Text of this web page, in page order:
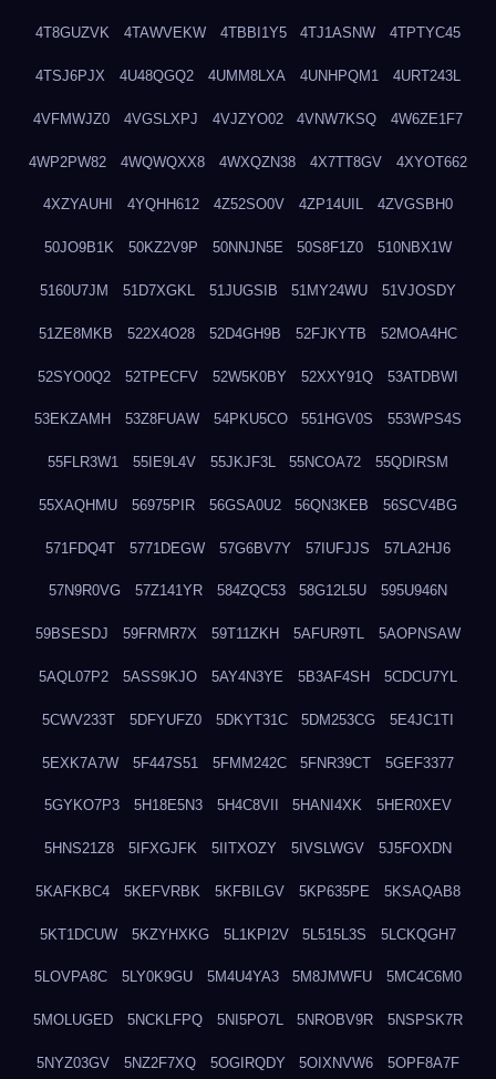
4T8GUZVK 4TAWVEKW 4TBBI1Y5 4TJ1ASNW 4TPTYC45
4TSJ6PJX 4U48QGQ2 4UMM8LXA 4UNHPQM1 4URT243L
4VFMWJZ0 4VGSLXPJ 4VJZYO02 4VNW7KSQ 4W6ZE1F7
4WP2PW82 4WQWQXX8 4WXQZN38 4X7TT8GV 4XYOT662
4XZYAUHI 4YQHH612 4Z52SO0V 4ZP14UIL 4ZVGSBH0
50JO9B1K 50KZ2V9P 50NNJN5E 50S8F1Z0 510NBX1W
5160U7JM 51D7XGKL 51JUGSIB 51MY24WU 51VJOSDY
51ZE8MKB 522X4O28 52D4GH9B 52FJKYTB 52MOA4HC
52SYO0Q2 52TPECFV 52W5K0BY 52XXY91Q 53ATDBWI
53EKZAMH 53Z8FUAW 54PKU5CO 551HGV0S 553WPS4S
55FLR3W1 55IE9L4V 55JKJF3L 55NCOA72 55QDIRSM
55XAQHMU 56975PIR 56GSA0U2 56QN3KEB 56SCV4BG
571FDQ4T 5771DEGW 57G6BV7Y 57IUFJJS 57LA2HJ6
57N9R0VG 57Z141YR 584ZQC53 58G12L5U 595U946N
59BSESDJ 59FRMR7X 59T11ZKH 5AFUR9TL 5AOPNSAW
5AQL07P2 5ASS9KJO 5AY4N3YE 5B3AF4SH 5CDCU7YL
5CWV233T 5DFYUFZ0 5DKYT31C 5DM253CG 5E4JC1TI
5EXK7A7W 5F447S51 5FMM242C 5FNR39CT 5GEF3377
5GYKO7P3 5H18E5N3 5H4C8VII 5HANI4XK 5HER0XEV
5HNS21Z8 5IFXGJFK 5IITXOZY 5IVSLWGV 5J5FOXDN
5KAFKBC4 5KEFVRBK 5KFBILGV 5KP635PE 5KSAQAB8
5KT1DCUW 5KZYHXKG 5L1KPI2V 5L515L3S 5LCKQGH7
5LOVPA8C 5LY0K9GU 5M4U4YA3 5M8JMWFU 5MC4C6M0
5MOLUGED 5NCKLFPQ 5NI5PO7L 5NROBV9R 5NSPSK7R
5NYZ03GV 5NZ2F7XQ 5OGIRQDY 5OIXNVW6 5OPF8A7F